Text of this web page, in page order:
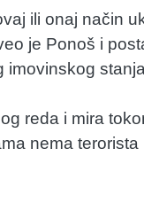
ili onaj način
je Ponoš i
imovinskog
reda i mira
nema